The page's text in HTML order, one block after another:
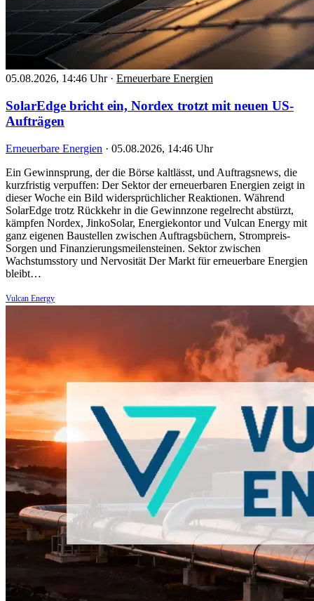
05.08.2026, 14:46 Uhr · Erneuerbare Energien
SolarEdge bricht ein, Nordex trotzt mit neuen US-
Aufträgen
Erneuerbare Energien · 05.08.2026, 14:46 Uhr
Ein Gewinnsprung, der die Börse kaltlässt, und Auftragsnews, die
kurzfristig verpuffen: Der Sektor der erneuerbaren Energien zeigt in
dieser Woche ein Bild widersprüchlicher Reaktionen. Während
SolarEdge trotz Rückkehr in die Gewinnzone regelrecht abstürzt,
kämpfen Nordex, JinkoSolar, Energiekontor und Vulcan Energy mit
ganz eigenen Baustellen zwischen Auftragsbüchern, Strompreis-
Sorgen und Finanzierungsmeilensteinen. Sektor zwischen
Wachstumsstory und Nervosität Der Markt für erneuerbare Energien
bleibt…
Vulcan Energy